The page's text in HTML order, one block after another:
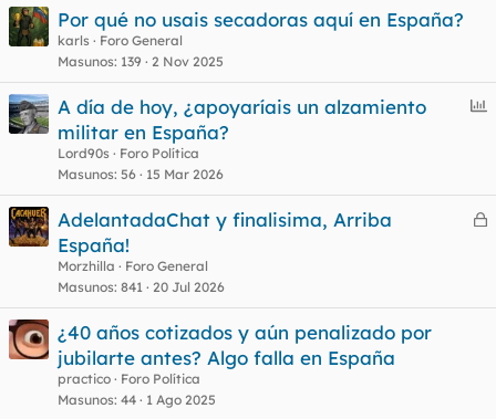
Por qué no usais secadoras aquí en España?
karls
Foro General
Masunos 139 2 Nov 2025
E
e
s
A día de hoy, ¿apoyaríais un alzamiento
militar en España?
Lord90s
Foro Política
Masunos 56 15 Mar 2026
C
a
AdelantadaChat y finalisima, Arriba
España!
Morzhilla
Foro General
Masunos 841 20 Jul 2026
¿40 años cotizados y aún penalizado por
jubilarte antes? Algo falla en España
practico
Foro Política
Masunos 44 1 Ago 2025